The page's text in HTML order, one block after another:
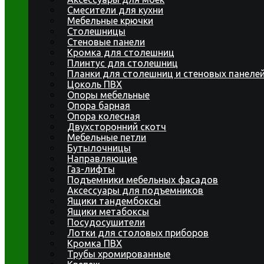
Смесители для кухни
Мебельные крючки
Столешницы
Стеновые панели
Кромка для столешниц
Плинтус для столешниц
Планки для столешниц и стеновых
Цоколь ПВХ
Опоры мебельные
Опора барная
Опора колесная
Двухсторонний скотч
Мебельные петли
Бутылочницы
Направляющие
Газ-лифты
Подъемники мебельных фасадов
Аксессуары для подъемников
Ящики тандембоксы
Ящики метабоксы
Посудосушители
Лотки для столовых приборов
Кромка ПВХ
Трубы хромированные